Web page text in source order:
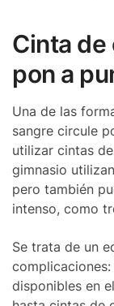
Cinta de
pon a
Una de las
sangre circule
utilizar cintas
gimnasio
pero también
intenso, como
Se trata de un
disponibles en